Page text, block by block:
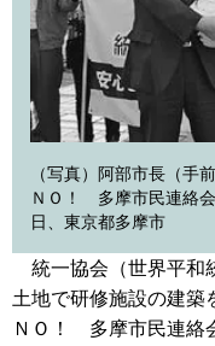
（写真）阿部市長（手
ＮＯ！ 多摩市民連絡
日、東京都多摩市
統一協会（世界平和
土地で研修施設の建築
ＮＯ！ 多摩市民連絡